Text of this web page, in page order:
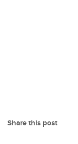
Share this post